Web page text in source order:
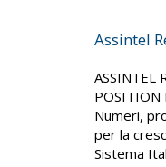
Assintel
ASSINTEL
POSITION
Numeri,
per la
Sistema